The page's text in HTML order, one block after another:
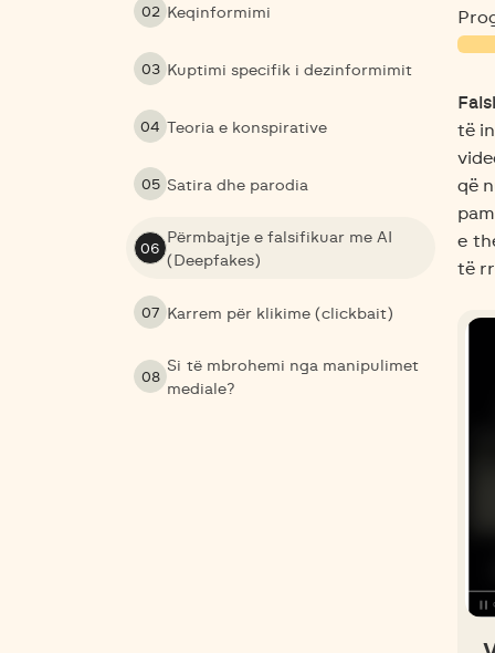
02 Keqinformimi
03 Kuptimi specifik i dezinformimit
04 Teoria e konspirative
05 Satira dhe parodia
06
Përmbajtje e falsifikuar me AI
(Deepfakes)
07 Karrem për klikime (clickbait)
08
Si të mbrohemi nga manipulimet
mediale?
të
që
e
të